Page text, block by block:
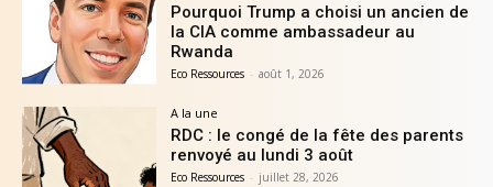
Pourquoi Trump a choisi un ancien de
la CIA comme ambassadeur au
Rwanda
Eco Ressources - août 1, 2026
A la une
RDC : le congé de la fête des parents
renvoyé au lundi 3 août
Eco Ressources - juillet 28, 2026